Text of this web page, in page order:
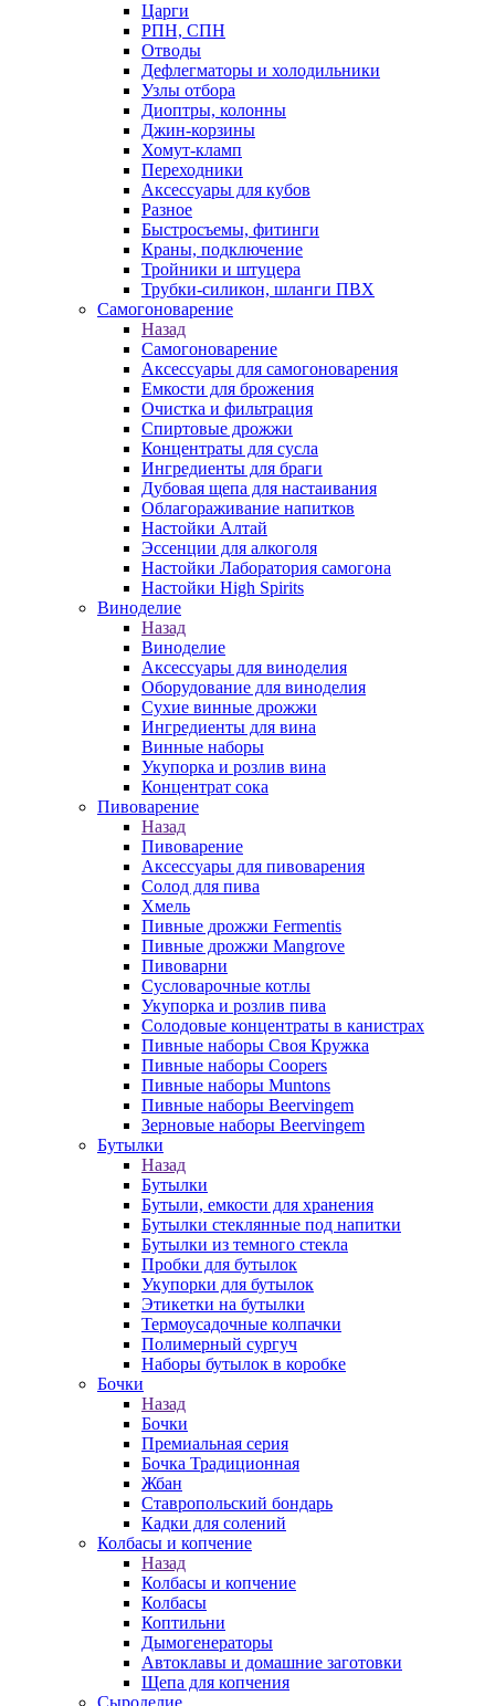
Царги
РПН, СПН
Отводы
Дефлегматоры и холодильники
Узлы отбора
Диоптры, колонны
Джин-корзины
Хомут-кламп
Переходники
Аксессуары для кубов
Разное
Быстросъемы, фитинги
Краны, подключение
Тройники и штуцера
Трубки-силикон, шланги ПВХ
Самогоноварение
Назад
Самогоноварение
Аксессуары для самогоноварения
Емкости для брожения
Очистка и фильтрация
Спиртовые дрожжи
Концентраты для сусла
Ингредиенты для браги
Дубовая щепа для настаивания
Облагораживание напитков
Настойки Алтай
Эссенции для алкоголя
Настойки Лаборатория самогона
Настойки High Spirits
Виноделие
Назад
Виноделие
Аксессуары для виноделия
Оборудование для виноделия
Сухие винные дрожжи
Ингредиенты для вина
Винные наборы
Укупорка и розлив вина
Концентрат сока
Пивоварение
Назад
Пивоварение
Аксессуары для пивоварения
Солод для пива
Хмель
Пивные дрожжи Fermentis
Пивные дрожжи Mangrove
Пивоварни
Сусловарочные котлы
Укупорка и розлив пива
Солодовые концентраты в канистрах
Пивные наборы Своя Кружка
Пивные наборы Coopers
Пивные наборы Muntons
Пивные наборы Beervingem
Зерновые наборы Beervingem
Бутылки
Назад
Бутылки
Бутыли, емкости для хранения
Бутылки стеклянные под напитки
Бутылки из темного стекла
Пробки для бутылок
Укупорки для бутылок
Этикетки на бутылки
Термоусадочные колпачки
Полимерный сургуч
Наборы бутылок в коробке
Бочки
Назад
Бочки
Премиальная серия
Бочка Традиционная
Жбан
Ставропольский бондарь
Кадки для солений
Колбасы и копчение
Назад
Колбасы и копчение
Колбасы
Коптильни
Дымогенераторы
Автоклавы и домашние заготовки
Щепа для копчения
Сыроделие